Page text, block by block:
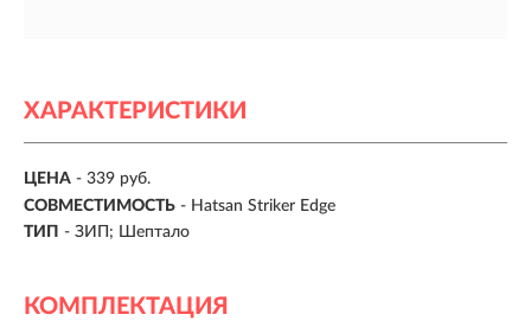
ХАРАКТЕРИСТИКИ
ЦЕНА - 339 руб.
СОВМЕСТИМОСТЬ - Hatsan Striker Edge
ТИП - ЗИП; Шептало
КОМПЛЕКТАЦИЯ